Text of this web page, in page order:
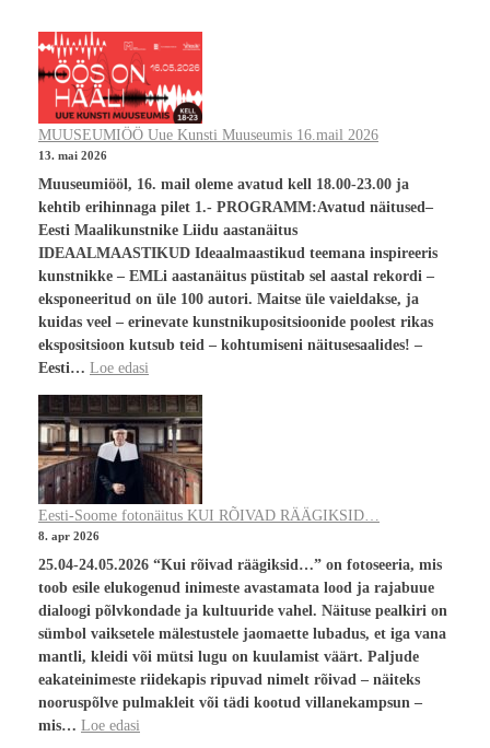
MUUSEUMIÖÖ Uue Kunsti Muuseumis 16.mail 2026
13. mai 2026
Muuseumiööl, 16. mail oleme avatud kell 18.00-23.00 ja
kehtib erihinnaga pilet 1.- PROGRAMM:Avatud näitused–
Eesti Maalikunstnike Liidu aastanäitus
IDEAALMAASTIKUD Ideaalmaastikud teemana inspireeris
kunstnikke – EMLi aastanäitus püstitab sel aastal rekordi –
eksponeeritud on üle 100 autori. Maitse üle vaieldakse, ja
kuidas veel – erinevate kunstnikupositsioonide poolest rikas
ekspositsioon kutsub teid – kohtumiseni näitusesaalides! –
Eesti… Loe edasi
Eesti-Soome fotonäitus KUI RÕIVAD RÄÄGIKSID…
8. apr 2026
25.04-24.05.2026 “Kui rõivad räägiksid…” on fotoseeria, mis
toob esile elukogenud inimeste avastamata lood ja rajabuue
dialoogi põlvkondade ja kultuuride vahel. Näituse pealkiri on
sümbol vaiksetele mälestustele jaomaette lubadus, et iga vana
mantli, kleidi või mütsi lugu on kuulamist väärt. Paljude
eakateinimeste riidekapis ripuvad nimelt rõivad – näiteks
nooruspõlve pulmakleit või tädi kootud villanekampsun –
mis… Loe edasi